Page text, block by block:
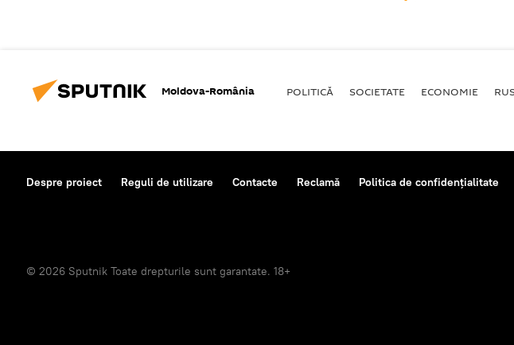
Moldova-România POLITICĂ SOCIETATE ECONOMIE
Despre proiect Reguli de utilizare Contacte Reclamă Politica de confidențialitate
© 2026 Sputnik Toate drepturile sunt garantate. 18+